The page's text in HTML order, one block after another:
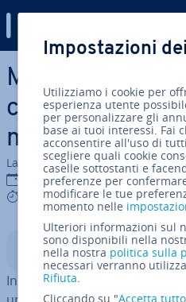
Vai al contenuto prin­ci­pa­le
Migrare
com­ple­ta­re
mi­gra­zio­ne
La redazione di IONOS
22 ott 2025
6 mins
Indice
In genere, migrare
Impostazioni
Utilizziamo i cookie per
esperienza utente
per personalizzare gli
base ai tuoi interessi. Fai
acconsentire all'uso di
scegliere quali cookie
caselle sottostanti e
preferenze per
modificare le tue
momento nelle
Ulteriori informazioni sul
sono disponibili nella
nella nostra politica sulla
necessari verranno
Rifiuta.
Cliccando su "Accetta tutto